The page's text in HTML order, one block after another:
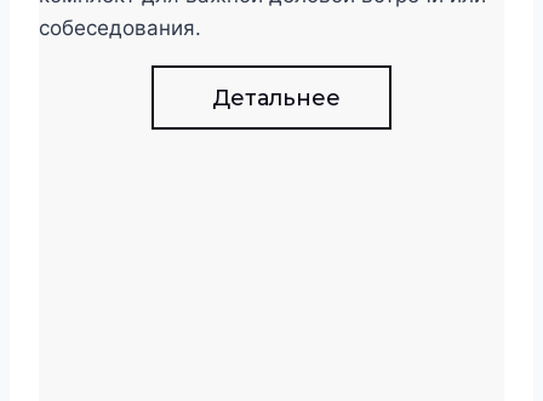
собеседования.
Детальнее